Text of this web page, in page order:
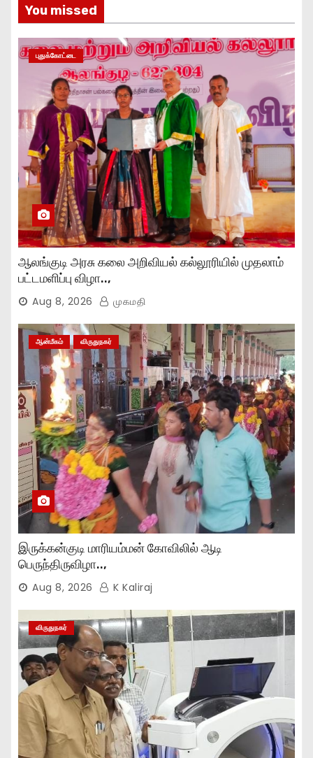
You missed
புதுக்கோட்டை
ஆலங்குடி அரசு கலை அறிவியல் கல்லூரியில் முதலாம்
பட்டமளிப்பு விழா..,
Aug 8, 2026 முகமதி
ஆன்மீகம் விருதுநகர்
இருக்கன்குடி மாரியம்மன் கோவிலில் ஆடி
பெருந்திருவிழா..,
Aug 8, 2026 K Kaliraj
விருதுநகர்